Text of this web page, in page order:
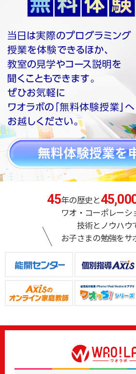
45年の歴史と
ワオ・コーポレーシ
技術とノウハウ
お子さまの勉強をサ